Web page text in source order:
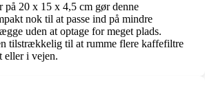
på 20 x 15 x 4,5 cm gør denne
nok til at passe ind på mindre
uden at optage for meget plads.
tilstrækkelig til at rumme flere kaffefiltre
eller i vejen.